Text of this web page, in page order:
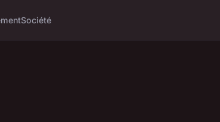
Société